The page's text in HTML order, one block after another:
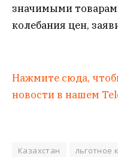
значимыми
колебания цен,
Нажмите сюда,
новости в нашем
Казахстан
льготное